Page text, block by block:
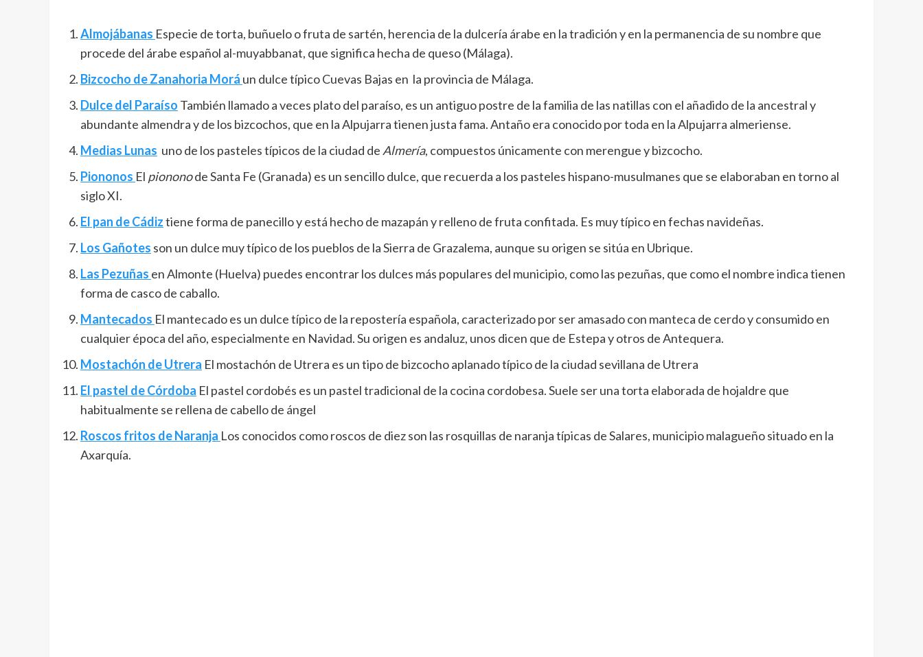
Almojábanas Especie de torta, buñuelo o fruta de sartén, herencia de la dulcería árabe en la tradición y en la permanencia de su nombre que
procede del árabe español al-muyabbanat, que significa hecha de queso (Málaga).
Bizcocho de Zanahoria Morá un dulce típico Cuevas Bajas en la provincia de Málaga.
Dulce del Paraíso También llamado a veces plato del paraíso, es un antiguo postre de la familia de las natillas con el añadido de la ancestral y
abundante almendra y de los bizcochos, que en la Alpujarra tienen justa fama. Antaño era conocido por toda en la Alpujarra almeriense.
Medias Lunas uno de los pasteles típicos de la ciudad de Almería, compuestos únicamente con merengue y bizcocho.
Piononos El piononode Santa Fe (Granada) es un sencillo dulce, que recuerda a los pasteles hispano-musulmanes que se elaboraban en torno al
siglo XI.
El pan de Cádiztiene forma de panecillo y está hecho de mazapán y relleno de fruta confitada. Es muy típico en fechas navideñas.
Los Gañotes son un dulce muy típico de los pueblos de la Sierra de Grazalema, aunque su origen se sitúa en Ubrique.
Las Pezuñas en Almonte (Huelva) puedes encontrar los dulces más populares del municipio, como las pezuñas, que como el nombre indica tienen
forma de casco de caballo.
Mantecados El mantecado es un dulce típico de la repostería española, caracterizado por ser amasado con manteca de cerdo y consumido en
cualquier época del año, especialmente en Navidad. Su origen es andaluz, unos dicen que de Estepa y otros de Antequera.
Mostachón de Utrera El mostachón de Utrera es un tipo de bizcocho aplanado típico de la ciudad sevillana de Utrera
El pastel de Córdoba El pastel cordobés es un pastel tradicional de la cocina cordobesa.​ Suele ser una torta elaborada de hojaldre que
habitualmente se rellena de cabello de ángel
Roscos fritos de Naranja Los conocidos como roscos de diez son las rosquillas de naranja típicas de Salares, municipio malagueño situado en la
Axarquía.